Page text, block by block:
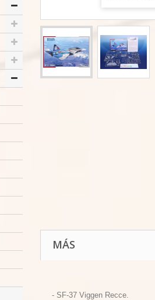
MÁS
- SF-37 Viggen Recce.